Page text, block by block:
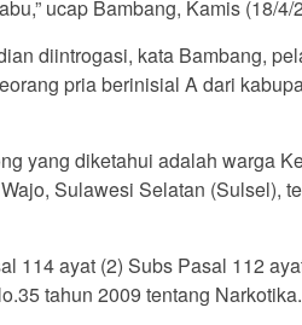
ucap Bambang, Kamis (18/4/
diintrogasi, kata Bambang,
pria berinisial A dari
yang diketahui adalah warga
Sulawesi Selatan (Sulsel),
114 ayat (2) Subs Pasal 112
tahun 2009 tentang Narkotika.